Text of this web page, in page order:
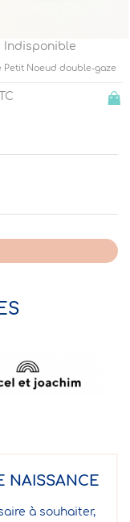
Indisponible
Petit Noeud double-gaze
NAISSANCE
à souhaiter,